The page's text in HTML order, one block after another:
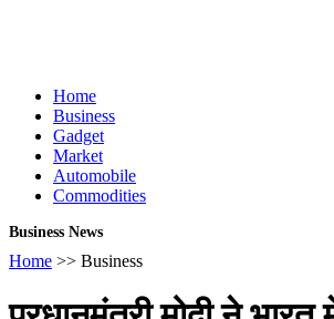
Home
Business
Gadget
Market
Automobile
Commodities
Business News
Home >> Business